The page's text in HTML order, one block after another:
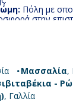
Πόλη με
στην
Γι' αυτό το
εξαιρετικής
η προσωνυμία «η
Το όνομά της
ήρωα Αίαντα και
πόλη της
Μασσαλία,
-
, Γαλλία